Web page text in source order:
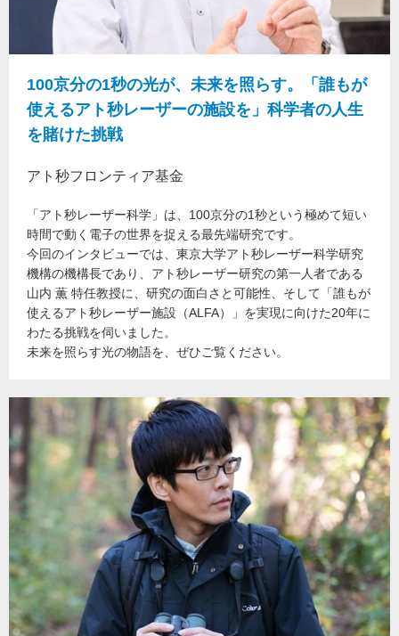
100京分の1秒の光が、未来を照らす。「誰もが
使えるアト秒レーザーの施設を」科学者の人生
を賭けた挑戦
アト秒フロンティア基金
「アト秒レーザー科学」は、100京分の1秒という極めて短い
時間で動く電子の世界を捉える最先端研究です。
今回のインタビューでは、東京大学アト秒レーザー科学研究
機構の機構長であり、アト秒レーザー研究の第一人者である
山内 薫 特任教授に、研究の面白さと可能性、そして「誰もが
使えるアト秒レーザー施設（ALFA）」を実現に向けた20年に
わたる挑戦を伺いました。
未来を照らす光の物語を、ぜひご覧ください。